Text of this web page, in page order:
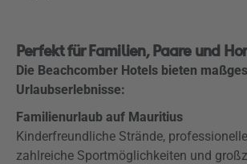
Perfekt für Familien, Paare und
Die Beachcomber Hotels bieten
Urlaubserlebnisse:
Familienurlaub auf Mauritius
Kinderfreundliche Strände,
zahlreiche Sportmöglichkeiten und